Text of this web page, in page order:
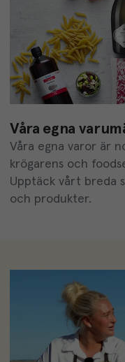
Våra egna
Våra egna varor är
krögarens och
Upptäck vårt breda
och produkter.